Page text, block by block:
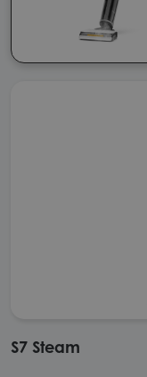
S7 Steam